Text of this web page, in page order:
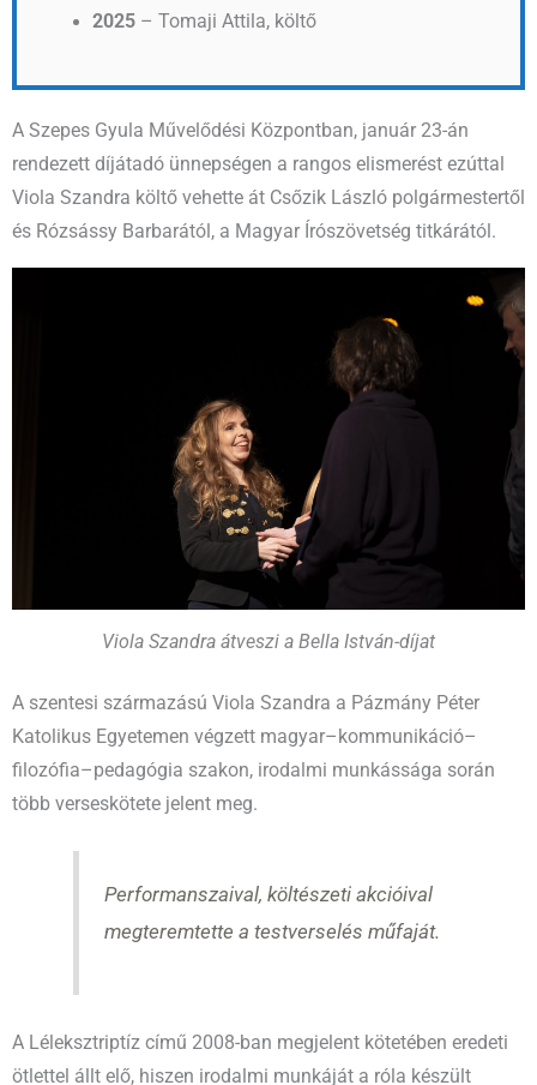
2025– Tomaji Attila, költő
A Szepes Gyula Művelődési Központban, január 23-án
rendezett díjátadó ünnepségen a rangos elismerést ezúttal
Viola Szandra költő vehette át Csőzik László polgármestertől
és Rózsássy Barbarától, a Magyar Írószövetség titkárától.
Viola Szandra átveszi a Bella István-díjat
A szentesi származású Viola Szandra a Pázmány Péter
Katolikus Egyetemen végzett magyar–kommunikáció–
filozófia–pedagógia szakon, irodalmi munkássága során
több verseskötete jelent meg.
Performanszaival, költészeti akcióival
megteremtette a testverselés műfaját.
A Léleksztriptíz című 2008-ban megjelent kötetében eredeti
ötlettel állt elő, hiszen irodalmi munkáját a róla készült